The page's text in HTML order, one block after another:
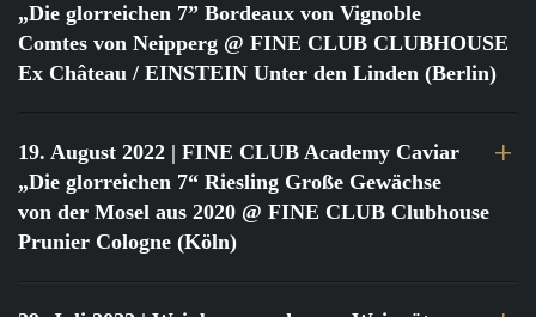
„Die glorreichen 7” Bordeaux von Vignoble
Comtes von Neipperg @ FINE CLUB CLUBHOUSE
Ex Château / EINSTEIN Unter den Linden (Berlin)
19. August 2022 | FINE CLUB Academy Caviar
„Die glorreichen 7“ Riesling Große Gewächse
von der Mosel aus 2020 @ FINE CLUB Clubhouse
Prunier Cologne (Köln)